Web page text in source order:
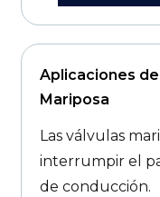
Aplicaciones
Mariposa
Las válvulas
interrumpir el
de conducción.